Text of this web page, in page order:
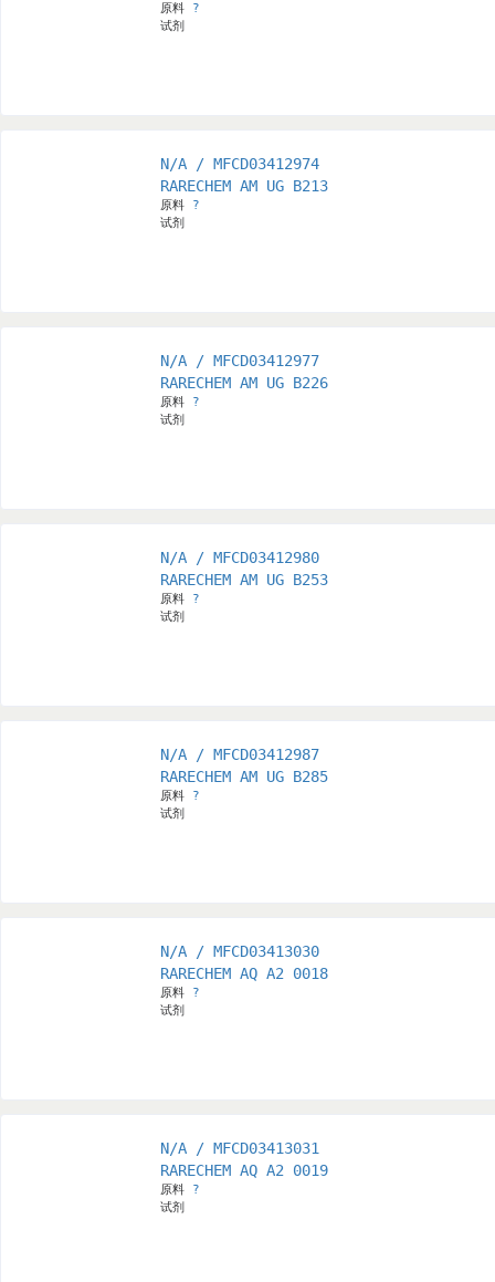
原料 ?
试剂
N/A / MFCD03412974
RARECHEM AM UG B213
原料 ?
试剂
N/A / MFCD03412977
RARECHEM AM UG B226
原料 ?
试剂
N/A / MFCD03412980
RARECHEM AM UG B253
原料 ?
试剂
N/A / MFCD03412987
RARECHEM AM UG B285
原料 ?
试剂
N/A / MFCD03413030
RARECHEM AQ A2 0018
原料 ?
试剂
N/A / MFCD03413031
RARECHEM AQ A2 0019
原料 ?
试剂